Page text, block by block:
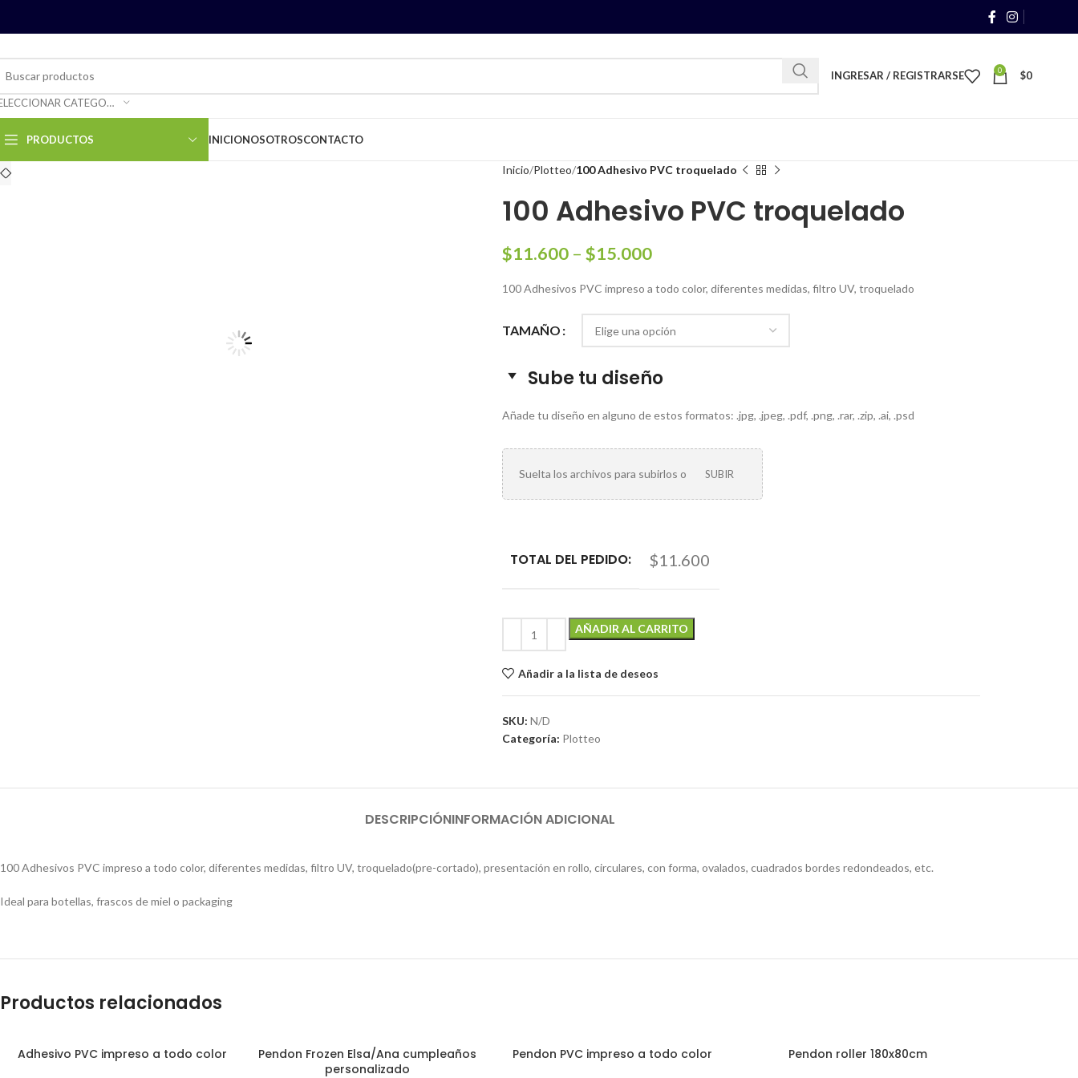
SELECCIONAR CATEGORÍA
INGRESAR / REGISTRARSE 0 $0
PRODUCTOS INICIONOSOTROSCONTACTO
Inicio Plotteo 100 Adhesivo PVC troquelado
100 Adhesivo PVC troquelado
$11.600– $15.000
100 Adhesivos PVC impreso a todo color, diferentes medidas, filtro UV, troquelado
TAMAÑO
Sube tu diseño
Añade tu diseño en alguno de estos formatos: .jpg, .jpeg, .pdf, .png, .rar, .zip, .ai, .psd
Suelta los archivos para subirlos o SUBIR
TOTAL DEL PEDIDO: $11.600
AÑADIR AL CARRITO
Añadir a la lista de deseos
SKU: N/D
Categoría: Plotteo
DESCRIPCIÓNINFORMACIÓN ADICIONAL
100 Adhesivos PVC impreso a todo color, diferentes medidas, filtro UV, troquelado(pre-cortado), presentación en rollo, circulares, con forma, ovalados, cuadrados bordes redondeados, etc.
Ideal para botellas, frascos de miel o packaging
Productos relacionados
Adhesivo PVC impreso a todo color
Pendon Frozen Elsa/Ana cumpleaños
personalizado
Pendon PVC impreso a todo color Pendon roller 180x80cm